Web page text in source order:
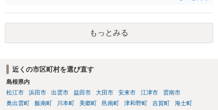
もっとみる
近くの市区町村を選び直す
島根県内
松江市
浜田市 出雲市 益田市 大田市 安来市 江津市
雲南市
奥出雲町
飯南町 川本町 美郷町 邑南町 津和野町 吉賀町
海士町